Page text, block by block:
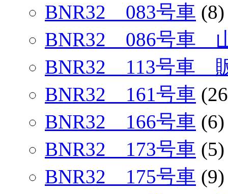
BNR32 083号車 (8)
BNR32 086号車
BNR32 113号車
BNR32 161号車
BNR32 166号車 (6)
BNR32 173号車 (5)
BNR32 175号車 (9)